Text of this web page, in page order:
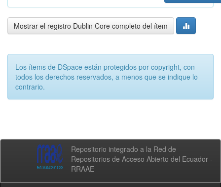
Mostrar el registro Dublin Core completo del ítem
Los ítems de DSpace están protegidos por copyright, con
todos los derechos reservados, a menos que se indique lo
contrario.
Repositorio integrado a la Red de
Repositorios de Acceso Abierto del Ecuador -
RRAAE